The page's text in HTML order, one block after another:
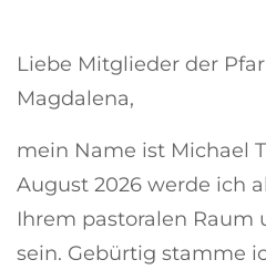
Liebe Mitglieder der
Magdalena,
mein Name ist Michael
August 2026 werde ich
Ihrem pastoralen Raum
sein. Gebürtig stamme